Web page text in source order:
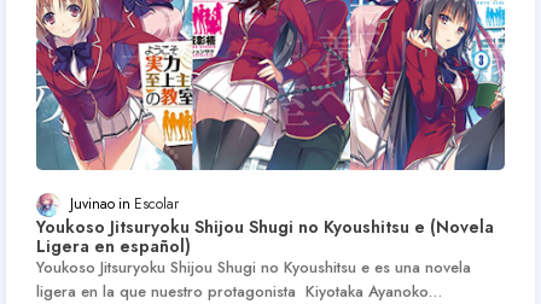
Juvinao Escolar
Youkoso Jitsuryoku Shijou Shugi no Kyoushitsu e (Novela
Ligera en español)
Youkoso Jitsuryoku Shijou Shugi no Kyoushitsu e es una novela
ligera en la que nuestro protagonista Kiyotaka Ayanoko…